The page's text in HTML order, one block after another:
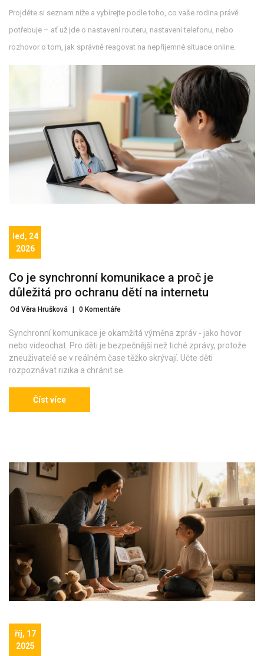
Projděte si seznam níže a vybírejte podle toho, co vaše rodina právě
potřebuje – ať už jde o nastavení routeru, nastavení telefonu, nebo
rozhovor o tom, jak správně reagovat na nepříjemné situace online.
led, 24
2026
Co je synchronní komunikace a proč je
důležitá pro ochranu dětí na internetu
Od Věra Hrušková 0 Komentáře
Synchronní komunikace je okamžitá výměna zpráv - jako hovor
nebo videochat. Pro děti je bezpečnější než tiché zprávy, protože
zneuživatelé se v reálném čase těžko skrývají. Učte děti
rozpoznávat rizika a chránit se.
Číst více
říj, 17
2025